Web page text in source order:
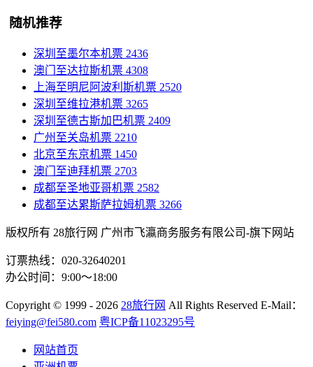
随机推荐
深圳至墨尔本机票 2436
澳门至达拉斯机票 4308
上海至明尼阿波利斯机票 2520
深圳至维拉港机票 3265
深圳至德古斯加巴机票 2409
广州至关岛机票 2210
北京至东京机票 1450
澳门至迪拜机票 2703
成都至圣地亚哥机票 2582
成都至达累斯萨拉姆机票 3266
版权所有 28旅行网 广州市飞瀛商务服务有限公司-旗下网站
订票热线：020-32640201
办公时间：9:00～18:00
Copyright © 1999 - 2026 28旅行网 All Rights Reserved E-Mail：
feiying@fei580.com 粤ICP备11023295号
网站首页